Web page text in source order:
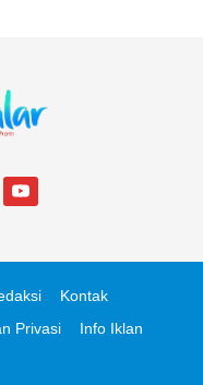
Kontak
Privasi
Info Iklan